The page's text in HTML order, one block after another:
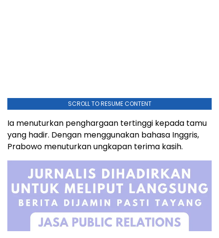
SCROLL TO RESUME CONTENT
Ia menuturkan penghargaan tertinggi kepada tamu
yang hadir. Dengan menggunakan bahasa Inggris,
Prabowo menuturkan ungkapan terima kasih.